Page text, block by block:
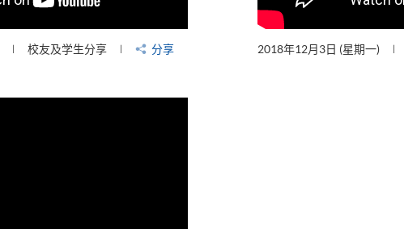
校友及学生分享 分享 2018年12月3日 (星期一)